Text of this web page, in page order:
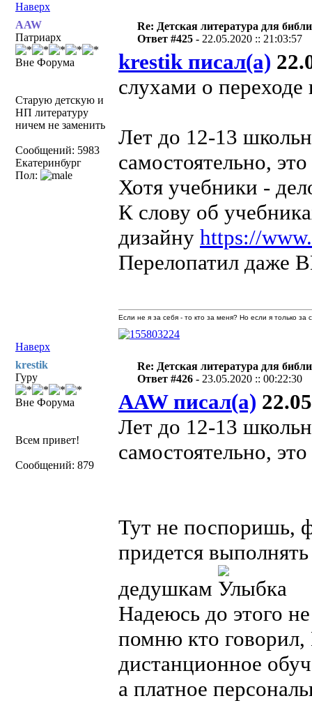
Наверх
AAW
Патриарх
Вне Форума
Старую детскую и
НП литературу
ничем не заменить
Сообщений: 5983
Екатеринбург
Пол:
Re: Детская литература для
Ответ #425 - 22.05.2020 :: 21:03:57
krestik писал(а)
слухами о
Лет до 12-13
самостоятельно,
Хотя учебники -
К слову об
дизайну https://
Перелопатил даже
Наверх
Если не я за себя - то кто за меня? Но если я только
krestik
Гуру
Вне Форума
Всем привет!
Сообщений: 879
Re: Детская литература для
Ответ #426 - 23.05.2020 :: 00:22:30
AAW писал(а)
Лет до 12-13
самостоятельно,
Тут не поспоришь,
придется
дедушкам
Надеюсь до этого
помню кто говорил,
дистанционное
а платное